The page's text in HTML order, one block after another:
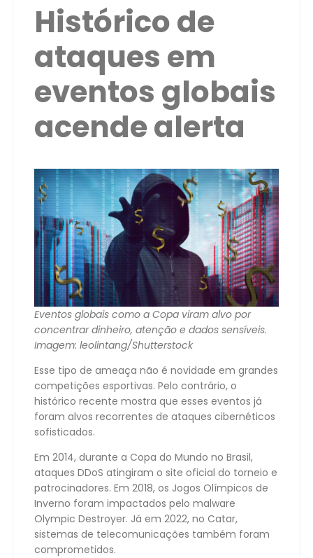
Histórico de
ataques em
eventos globais
acende alerta
Eventos globais como a Copa viram alvo por
concentrar dinheiro, atenção e dados sensíveis.
Imagem: leolintang/Shutterstock
Esse tipo de ameaça não é novidade em grandes
competições esportivas. Pelo contrário, o
histórico recente mostra que esses eventos já
foram alvos recorrentes de ataques cibernéticos
sofisticados.
Em 2014, durante a Copa do Mundo no Brasil,
ataques DDoS atingiram o site oficial do torneio e
patrocinadores. Em 2018, os Jogos Olímpicos de
Inverno foram impactados pelo malware
Olympic Destroyer. Já em 2022, no Catar,
sistemas de telecomunicações também foram
comprometidos.